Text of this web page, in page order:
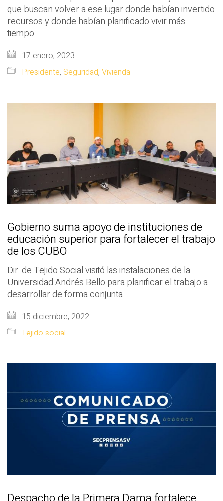
que buscan volver a ese lugar donde habían invertido
recursos y donde habían planificado vivir más
tiempo.
17 enero, 2023
Presidente, Seguridad, Vivienda
Gobierno suma apoyo de instituciones de
educación superior para fortalecer el trabajo
de los CUBO
Dir. de Tejido Social visitó las instalaciones de la
Universidad Andrés Bello para planificar el trabajo a
desarrollar de forma conjunta…
15 diciembre, 2022
Tejido social